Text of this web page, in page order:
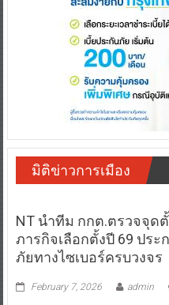
มิติข่าวการเมือง
NT นำทีม กกต.ตรวจจุด
ภารกิจเลือกตั้งปี 69 ปร
ภัยทางไซเบอร์ครบวงจร
February 7, 2026 admin